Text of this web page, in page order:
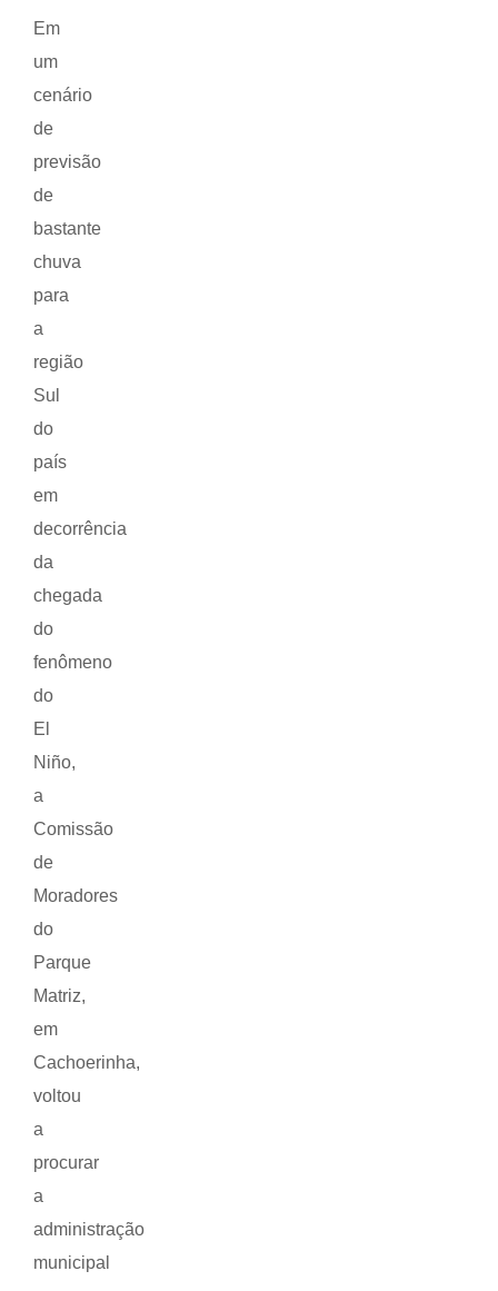
Em
um
cenário
de
previsão
de
bastante
chuva
para
a
região
Sul
do
país
em
decorrência
da
chegada
do
fenômeno
do
El
Niño,
a
Comissão
de
Moradores
do
Parque
Matriz,
em
Cachoerinha,
voltou
a
procurar
a
administração
municipal